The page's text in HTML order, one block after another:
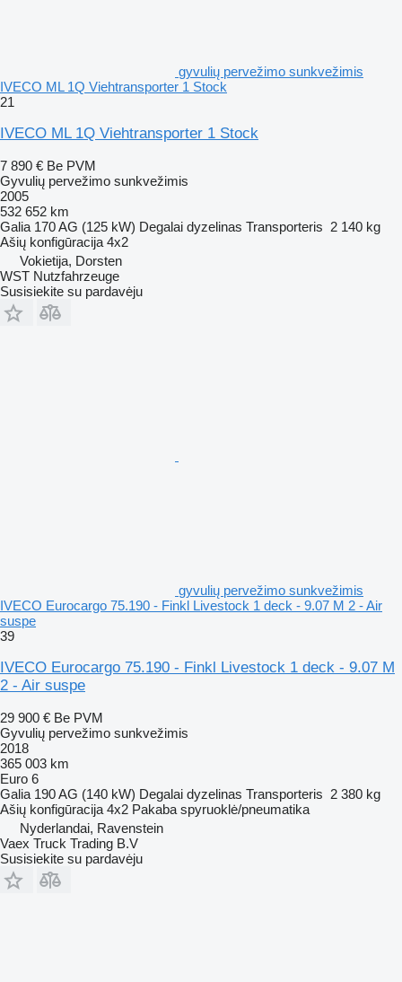
gyvulių pervežimo sunkvežimis
IVECO ML 1Q Viehtransporter 1 Stock
21
IVECO ML 1Q Viehtransporter 1 Stock
7 890 € Be PVM
Gyvulių pervežimo sunkvežimis
2005
532 652 km
Galia 170 AG (125 kW) Degalai dyzelinas Transporteris 2 140 kg
Ašių konfigūracija 4x2
Vokietija, Dorsten
WST Nutzfahrzeuge
Susisiekite su pardavėju
gyvulių pervežimo sunkvežimis
IVECO Eurocargo 75.190 - Finkl Livestock 1 deck - 9.07 M 2 - Air
suspe
39
IVECO Eurocargo 75.190 - Finkl Livestock 1 deck - 9.07 M
2 - Air suspe
29 900 € Be PVM
Gyvulių pervežimo sunkvežimis
2018
365 003 km
Euro 6
Galia 190 AG (140 kW) Degalai dyzelinas Transporteris 2 380 kg
Ašių konfigūracija 4x2 Pakaba spyruoklė/pneumatika
Nyderlandai, Ravenstein
Vaex Truck Trading B.V
Susisiekite su pardavėju